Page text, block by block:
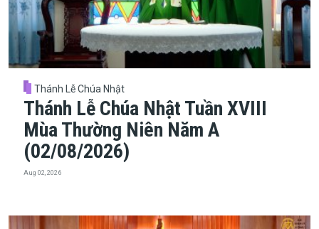
Thánh Lễ Chúa Nhật
Thánh Lễ Chúa Nhật Tuần XVIII
Mùa Thường Niên Năm A
(02/08/2026)
Aug 02, 2026